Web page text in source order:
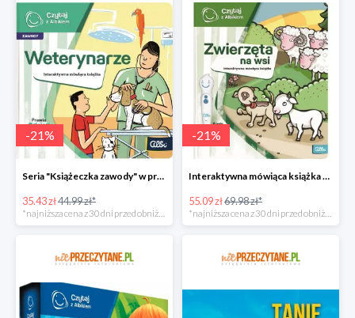
-21%
Seria "Książeczka zawody" w promocji
35.43 zł44.99 zł*
*najniższa cena z 30 dni przed obniżką
-21%
Interaktywna mówiąca książka taniej!
55.09 zł69.98 zł*
*najniższa cena z 30 dni przed obniżką